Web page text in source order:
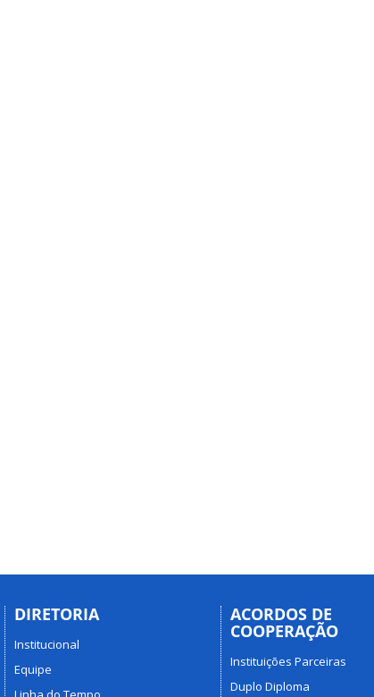
DIRETORIA
Institucional
Equipe
ACORDOS DE
COOPERAÇÃO
Instituições Parceiras
Duplo Diploma